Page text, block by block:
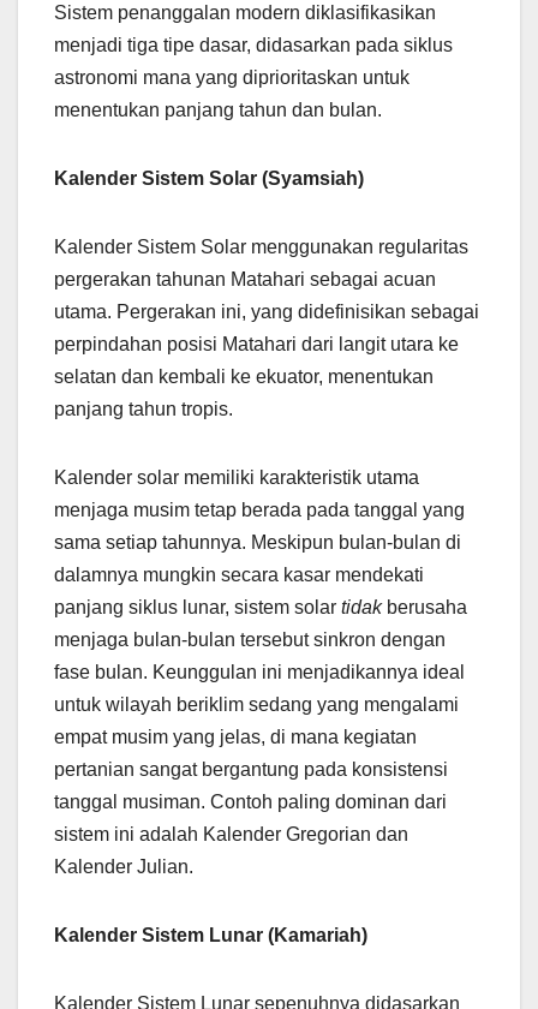
Sistem penanggalan modern diklasifikasikan
menjadi tiga tipe dasar, didasarkan pada siklus
astronomi mana yang diprioritaskan untuk
menentukan panjang tahun dan bulan.
Kalender Sistem Solar (Syamsiah)
Kalender Sistem Solar menggunakan regularitas
pergerakan tahunan Matahari sebagai acuan
utama. Pergerakan ini, yang didefinisikan sebagai
perpindahan posisi Matahari dari langit utara ke
selatan dan kembali ke ekuator, menentukan
panjang tahun tropis.
Kalender solar memiliki karakteristik utama
menjaga musim tetap berada pada tanggal yang
sama setiap tahunnya. Meskipun bulan-bulan di
dalamnya mungkin secara kasar mendekati
panjang siklus lunar, sistem solar tidakberusaha
menjaga bulan-bulan tersebut sinkron dengan
fase bulan. Keunggulan ini menjadikannya ideal
untuk wilayah beriklim sedang yang mengalami
empat musim yang jelas, di mana kegiatan
pertanian sangat bergantung pada konsistensi
tanggal musiman. Contoh paling dominan dari
sistem ini adalah Kalender Gregorian dan
Kalender Julian.
Kalender Sistem Lunar (Kamariah)
Kalender Sistem Lunar sepenuhnya didasarkan